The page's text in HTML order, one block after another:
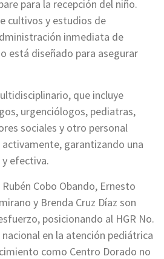
para la recepción del niño.
cultivos y estudios de
inmediata de
está diseñado para asegurar
que incluye
urgenciólogos, pediatras,
sociales y otro personal
garantizando una
efectiva.
Cobo Obando, Ernesto
y Brenda Cruz Díaz son
posicionando al HGR No.
en la atención pediátrica
como Centro Dorado no